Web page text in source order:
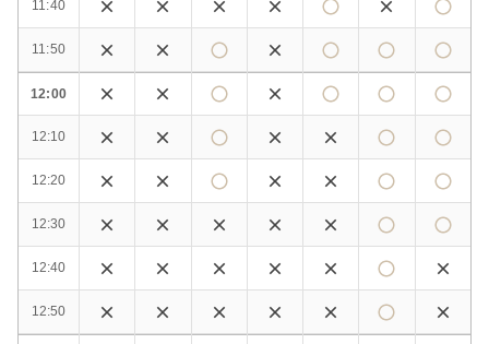
11:40
11:50
12:00
12:10
12:20
12:30
12:40
12:50